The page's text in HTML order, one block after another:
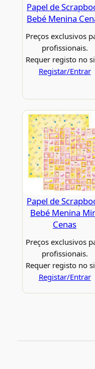
Papel de
Bebé Menina
Preços exclusivos
profissionais.
Requer registo no
Registar/Entrar
Papel de
Bebé Menina
Cenas
Preços exclusivos
profissionais.
Requer registo no
Registar/Entrar